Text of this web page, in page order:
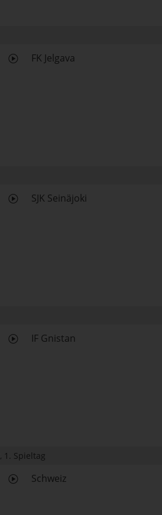
FK Jelgava
SJK Seinäjoki
IF Gnistan
, 1. Spieltag
Schweiz